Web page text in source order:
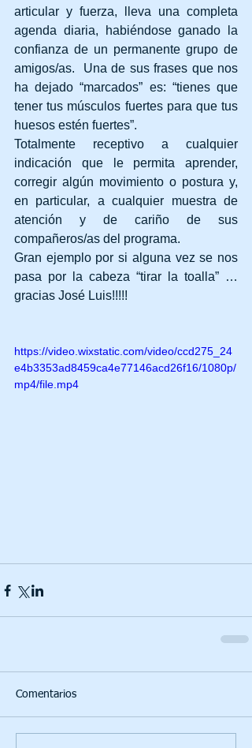
articular y fuerza, lleva una completa
agenda diaria, habiéndose ganado la
confianza de un permanente grupo de
amigos/as.  Una de sus frases que nos
ha dejado “marcados” es: “tienes que
tener tus músculos fuertes para que tus
huesos estén fuertes”.
Totalmente receptivo a cualquier
indicación que le permita aprender,
corregir algún movimiento o postura y,
en particular, a cualquier muestra de
atención y de cariño de sus
compañeros/as del programa.
Gran ejemplo por si alguna vez se nos
pasa por la cabeza “tirar la toalla” …
gracias José Luis!!!!!
https://video.wixstatic.com/video/ccd275_24
e4b3353ad8459ca4e77146acd26f16/1080p/
mp4/file.mp4
Comentarios